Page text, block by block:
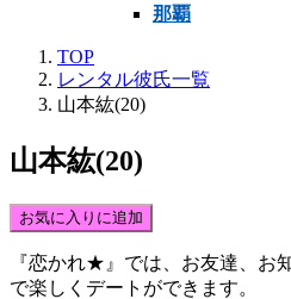
那覇
TOP
レンタル彼氏一覧
山本紘(20)
山本紘(20)
お気に入りに追加
『恋かれ★』では、 お友達、お
で楽しくデート ができます。